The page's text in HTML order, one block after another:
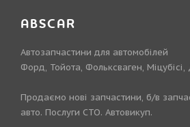
ABSCAR
Автозапчастини для автомобілей
Форд, Тойота, Фольксваген,
Продаємо нові запчастини, б/в
авто. Послуги СТО. Автовикуп.